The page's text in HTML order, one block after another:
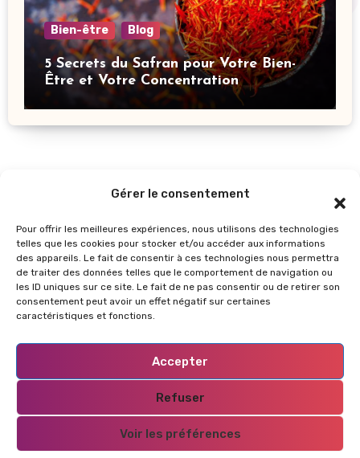
Gérer le consentement
Pour offrir les meilleures expériences, nous utilisons des technologies
telles que les cookies pour stocker et/ou accéder aux informations
des appareils. Le fait de consentir à ces technologies nous permettra
de traiter des données telles que le comportement de navigation ou
les ID uniques sur ce site. Le fait de ne pas consentir ou de retirer son
consentement peut avoir un effet négatif sur certaines
caractéristiques et fonctions.
Accepter
Refuser
Voir les préférences
Bien-être Blog
5 Secrets du Safran pour Votre Bien-
Être et Votre Concentration
GlowUpInfos
Copyright © Tous droits réservés|Blogusby
Themeansar.